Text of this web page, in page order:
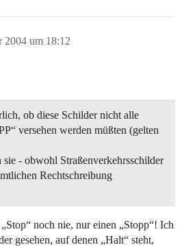
2004 um 18:12
ob diese Schilder nicht alle
versehen werden müßten (gelten
sie - obwohl Straßenverkehrsschilder
Rechtschreibung
noch nie, nur einen „Stopp“! Ich
gesehen, auf denen „Halt“ steht,